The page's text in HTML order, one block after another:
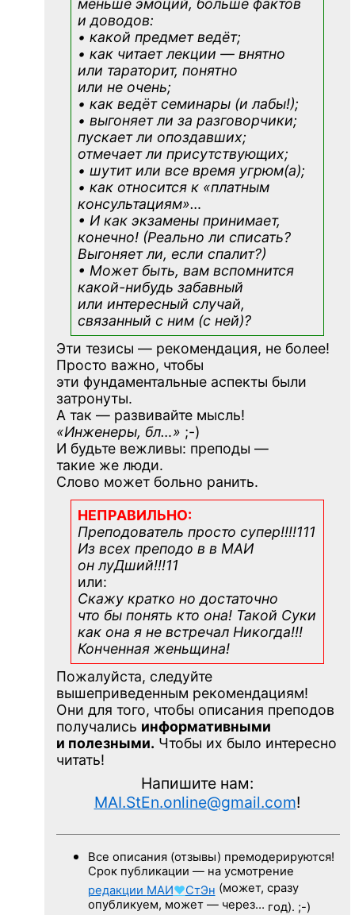
меньше эмоций, больше фактов
и доводов:
• какой предмет ведёт;
• как читает лекции — внятно
или тараторит, понятно
или не очень;
• как ведёт семинары (и лабы!);
• выгоняет ли за разговорчики;
пускает ли опоздавших;
отмечает ли присутствующих;
• шутит или все время угрюм(а);
• как относится к «платным
консультациям»…
• И как экзамены принимает,
конечно! (Реально ли списать?
Выгоняет ли, если спалит?)
• Может быть, вам вспомнится
какой-нибудь забавный
или интересный случай,
связанный с ним (с ней)?
Эти тезисы — рекомендация, не более!
Просто важно, чтобы
эти фундаментальные аспекты были
затронуты.
А так — развивайте мысль!
«Инженеры, бл…» ;-)
И будьте вежливы: преподы —
такие же люди.
Слово может больно ранить.
НЕПРАВИЛЬНО:
Преподователь просто супер!!!!111
Из всех преподо в в МАИ
он луДший!!!11
или:
Скажу кратко но достаточно
что бы понять кто она! Такой Суки
как она я не встречал Никогда!!!
Конченная женьщина!
Пожалуйста, следуйте
вышеприведенным рекомендациям!
Они для того, чтобы описания преподов
получались информативными
и полезными. Чтобы их было интересно
читать!
Напишите нам:
MAI.StEn.online@gmail.com!
Все описания (отзывы) премодерируются!
Срок публикации — на усмотрение
редакции МАИ♥СтЭн (может, сразу
опубликуем, может — через… год). ;-)